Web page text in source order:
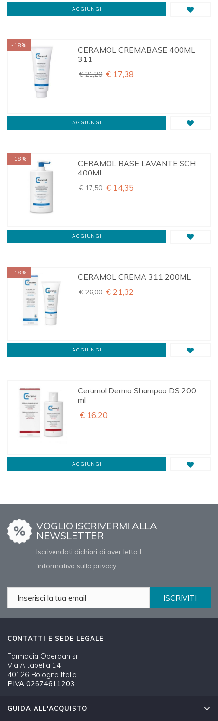
AGGIUNGI
CERAMOL CREMABASE 400ML
311
€ 21,20 € 17,38
-18%
AGGIUNGI
CERAMOL BASE LAVANTE SCH
400ML
€ 17,50 € 14,35
-18%
AGGIUNGI
CERAMOL CREMA 311 200ML
€ 26,00 € 21,32
-18%
AGGIUNGI
Ceramol Dermo Shampoo DS 200
ml
€ 16,20
AGGIUNGI
VOGLIO ISCRIVERMI ALLA
NEWSLETTER
Iscrivendoti dichiari di aver letto l
'informativa sulla privacy
ISCRIVITI
CONTATTI E SEDE LEGALE
Farmacia Oberdan srl
Via Altabella 14
40126 Bologna Italia
PIVA 02674611203
GUIDA ALL'ACQUISTO